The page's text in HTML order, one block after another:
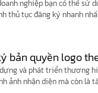
nghiệp bạn có thể sử
thủ tục đăng ký nhanh
bản quyền logo
và phát triển thương
ảnh nhận diện mà còn là